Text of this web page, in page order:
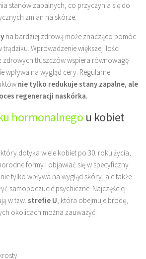
stanów zapalnych, co przyczynia się do
zmian na skórze.
na bardziej zdrową może znacząco pomóc
Wprowadzenie większej ilości
tłuszczów wspiera równowagę
wpływa na wygląd cery. Regularne
nie tylko redukuje stany zapalne, ale
regeneracji naskórka.
hormonalnego u kobiet
dotyka wiele kobiet po 30. roku życia,
formy i objawiać się w specyficzny
tylko wpływa na wygląd skóry, ale także
samopoczucie psychiczne. Najczęściej
w tzw. strefie U, która obejmuje brodę,
okolicach można zauważyć: